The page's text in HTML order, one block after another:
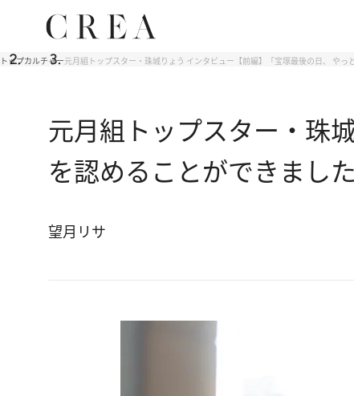
トップカルチャー元月組トップスター・珠城りょう インタビュー【前編】「宝塚最後の日、 やっ
元月組トップスター・珠
を認めることができました
望月リサ